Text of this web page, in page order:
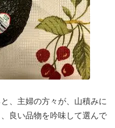
、主婦の方々が、山積みに
良い品物を吟味して選んで